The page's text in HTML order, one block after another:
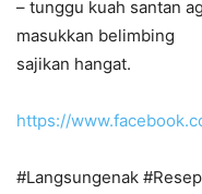
– tunggu kuah santan
masukkan belimbing
sajikan hangat.
https://
#Langsungenak